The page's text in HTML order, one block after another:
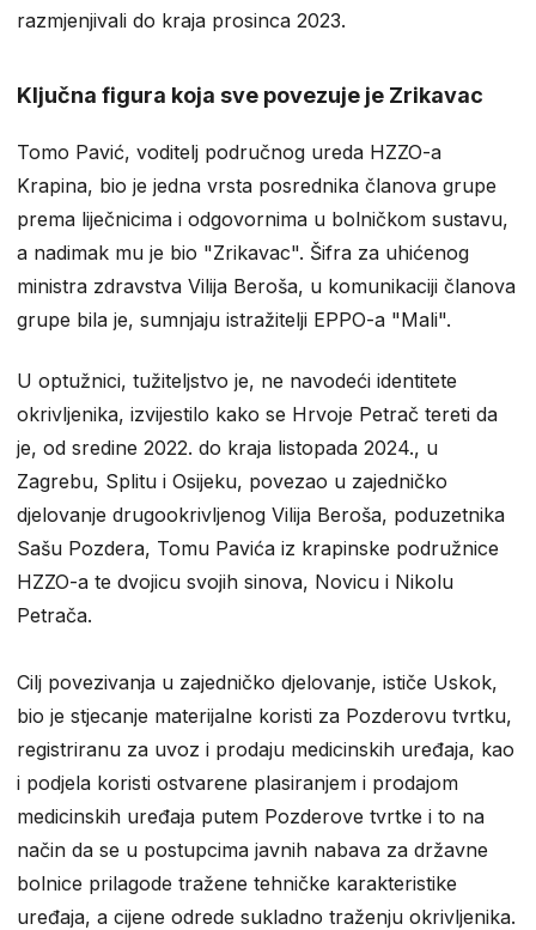
razmjenjivali do kraja prosinca 2023.
Ključna figura koja sve povezuje je Zrikavac
Tomo Pavić, voditelj područnog ureda HZZO-a
Krapina, bio je jedna vrsta posrednika članova grupe
prema liječnicima i odgovornima u bolničkom sustavu,
a nadimak mu je bio "Zrikavac". Šifra za uhićenog
ministra zdravstva Vilija Beroša, u komunikaciji članova
grupe bila je, sumnjaju istražitelji EPPO-a "Mali".
U optužnici, tužiteljstvo je, ne navodeći identitete
okrivljenika, izvijestilo kako se Hrvoje Petrač tereti da
je, od sredine 2022. do kraja listopada 2024., u
Zagrebu, Splitu i Osijeku, povezao u zajedničko
djelovanje drugookrivljenog Vilija Beroša, poduzetnika
Sašu Pozdera, Tomu Pavića iz krapinske podružnice
HZZO-a te dvojicu svojih sinova, Novicu i Nikolu
Petrača.
Cilj povezivanja u zajedničko djelovanje, ističe Uskok,
bio je stjecanje materijalne koristi za Pozderovu tvrtku,
registriranu za uvoz i prodaju medicinskih uređaja, kao
i podjela koristi ostvarene plasiranjem i prodajom
medicinskih uređaja putem Pozderove tvrtke i to na
način da se u postupcima javnih nabava za državne
bolnice prilagode tražene tehničke karakteristike
uređaja, a cijene odrede sukladno traženju okrivljenika.